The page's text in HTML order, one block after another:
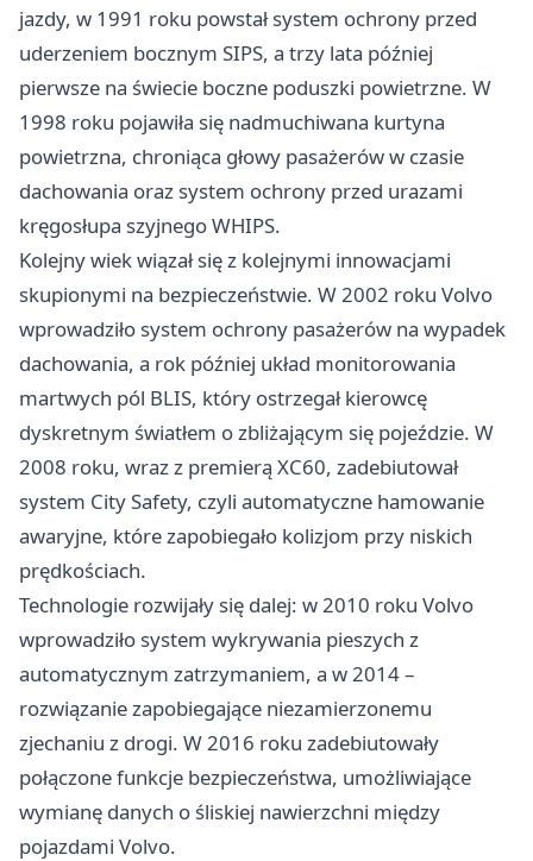
jazdy, w 1991 roku powstał system ochrony przed
uderzeniem bocznym SIPS, a trzy lata później
pierwsze na świecie boczne poduszki powietrzne. W
1998 roku pojawiła się nadmuchiwana kurtyna
powietrzna, chroniąca głowy pasażerów w czasie
dachowania oraz system ochrony przed urazami
kręgosłupa szyjnego WHIPS.
Kolejny wiek wiązał się z kolejnymi innowacjami
skupionymi na bezpieczeństwie. W 2002 roku Volvo
wprowadziło system ochrony pasażerów na wypadek
dachowania, a rok później układ monitorowania
martwych pól BLIS, który ostrzegał kierowcę
dyskretnym światłem o zbliżającym się pojeździe. W
2008 roku, wraz z premierą XC60, zadebiutował
system City Safety, czyli automatyczne hamowanie
awaryjne, które zapobiegało kolizjom przy niskich
prędkościach.
Technologie rozwijały się dalej: w 2010 roku Volvo
wprowadziło system wykrywania pieszych z
automatycznym zatrzymaniem, a w 2014 –
rozwiązanie zapobiegające niezamierzonemu
zjechaniu z drogi. W 2016 roku zadebiutowały
połączone funkcje bezpieczeństwa, umożliwiające
wymianę danych o śliskiej nawierzchni między
pojazdami Volvo.